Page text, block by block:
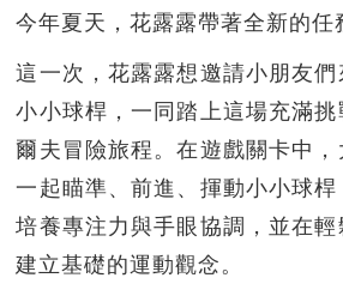
今年夏天，花露露帶著全新的任
這一次，花露露想邀請小朋友
小小球桿，一同踏上這場充滿
爾夫冒險旅程。在遊戲關卡中
一起瞄準、前進、揮動小小球
培養專注力與手眼協調，並在輕
建立基礎的運動觀念。